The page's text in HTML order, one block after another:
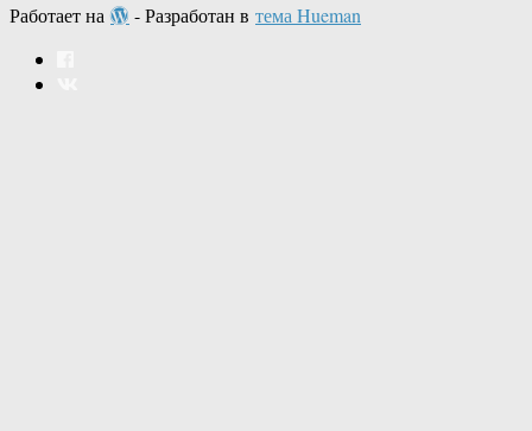
Работает на
- Разработан в тема Hueman